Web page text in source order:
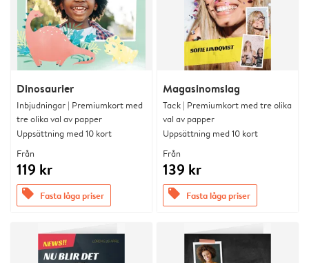
Dinosaurier
Inbjudningar | Premiumkort med
tre olika val av papper
Uppsättning med 10 kort
Från
119 kr
offers Fasta låga priser
Magasinomslag
Tack | Premiumkort med tre olika
val av papper
Uppsättning med 10 kort
Från
139 kr
offers Fasta låga priser